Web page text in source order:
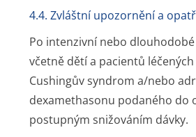
4.4. Zvláštní upozornění a
Po intenzivní nebo
včetně dětí a pacientů
Cushingův syndrom a/nebo
dexamethasonu podaného do
postupným snižováním dávky.